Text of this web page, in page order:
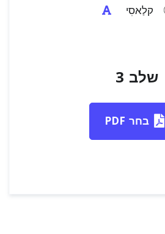
קלַאסִי
שלב 3
בחר PDF